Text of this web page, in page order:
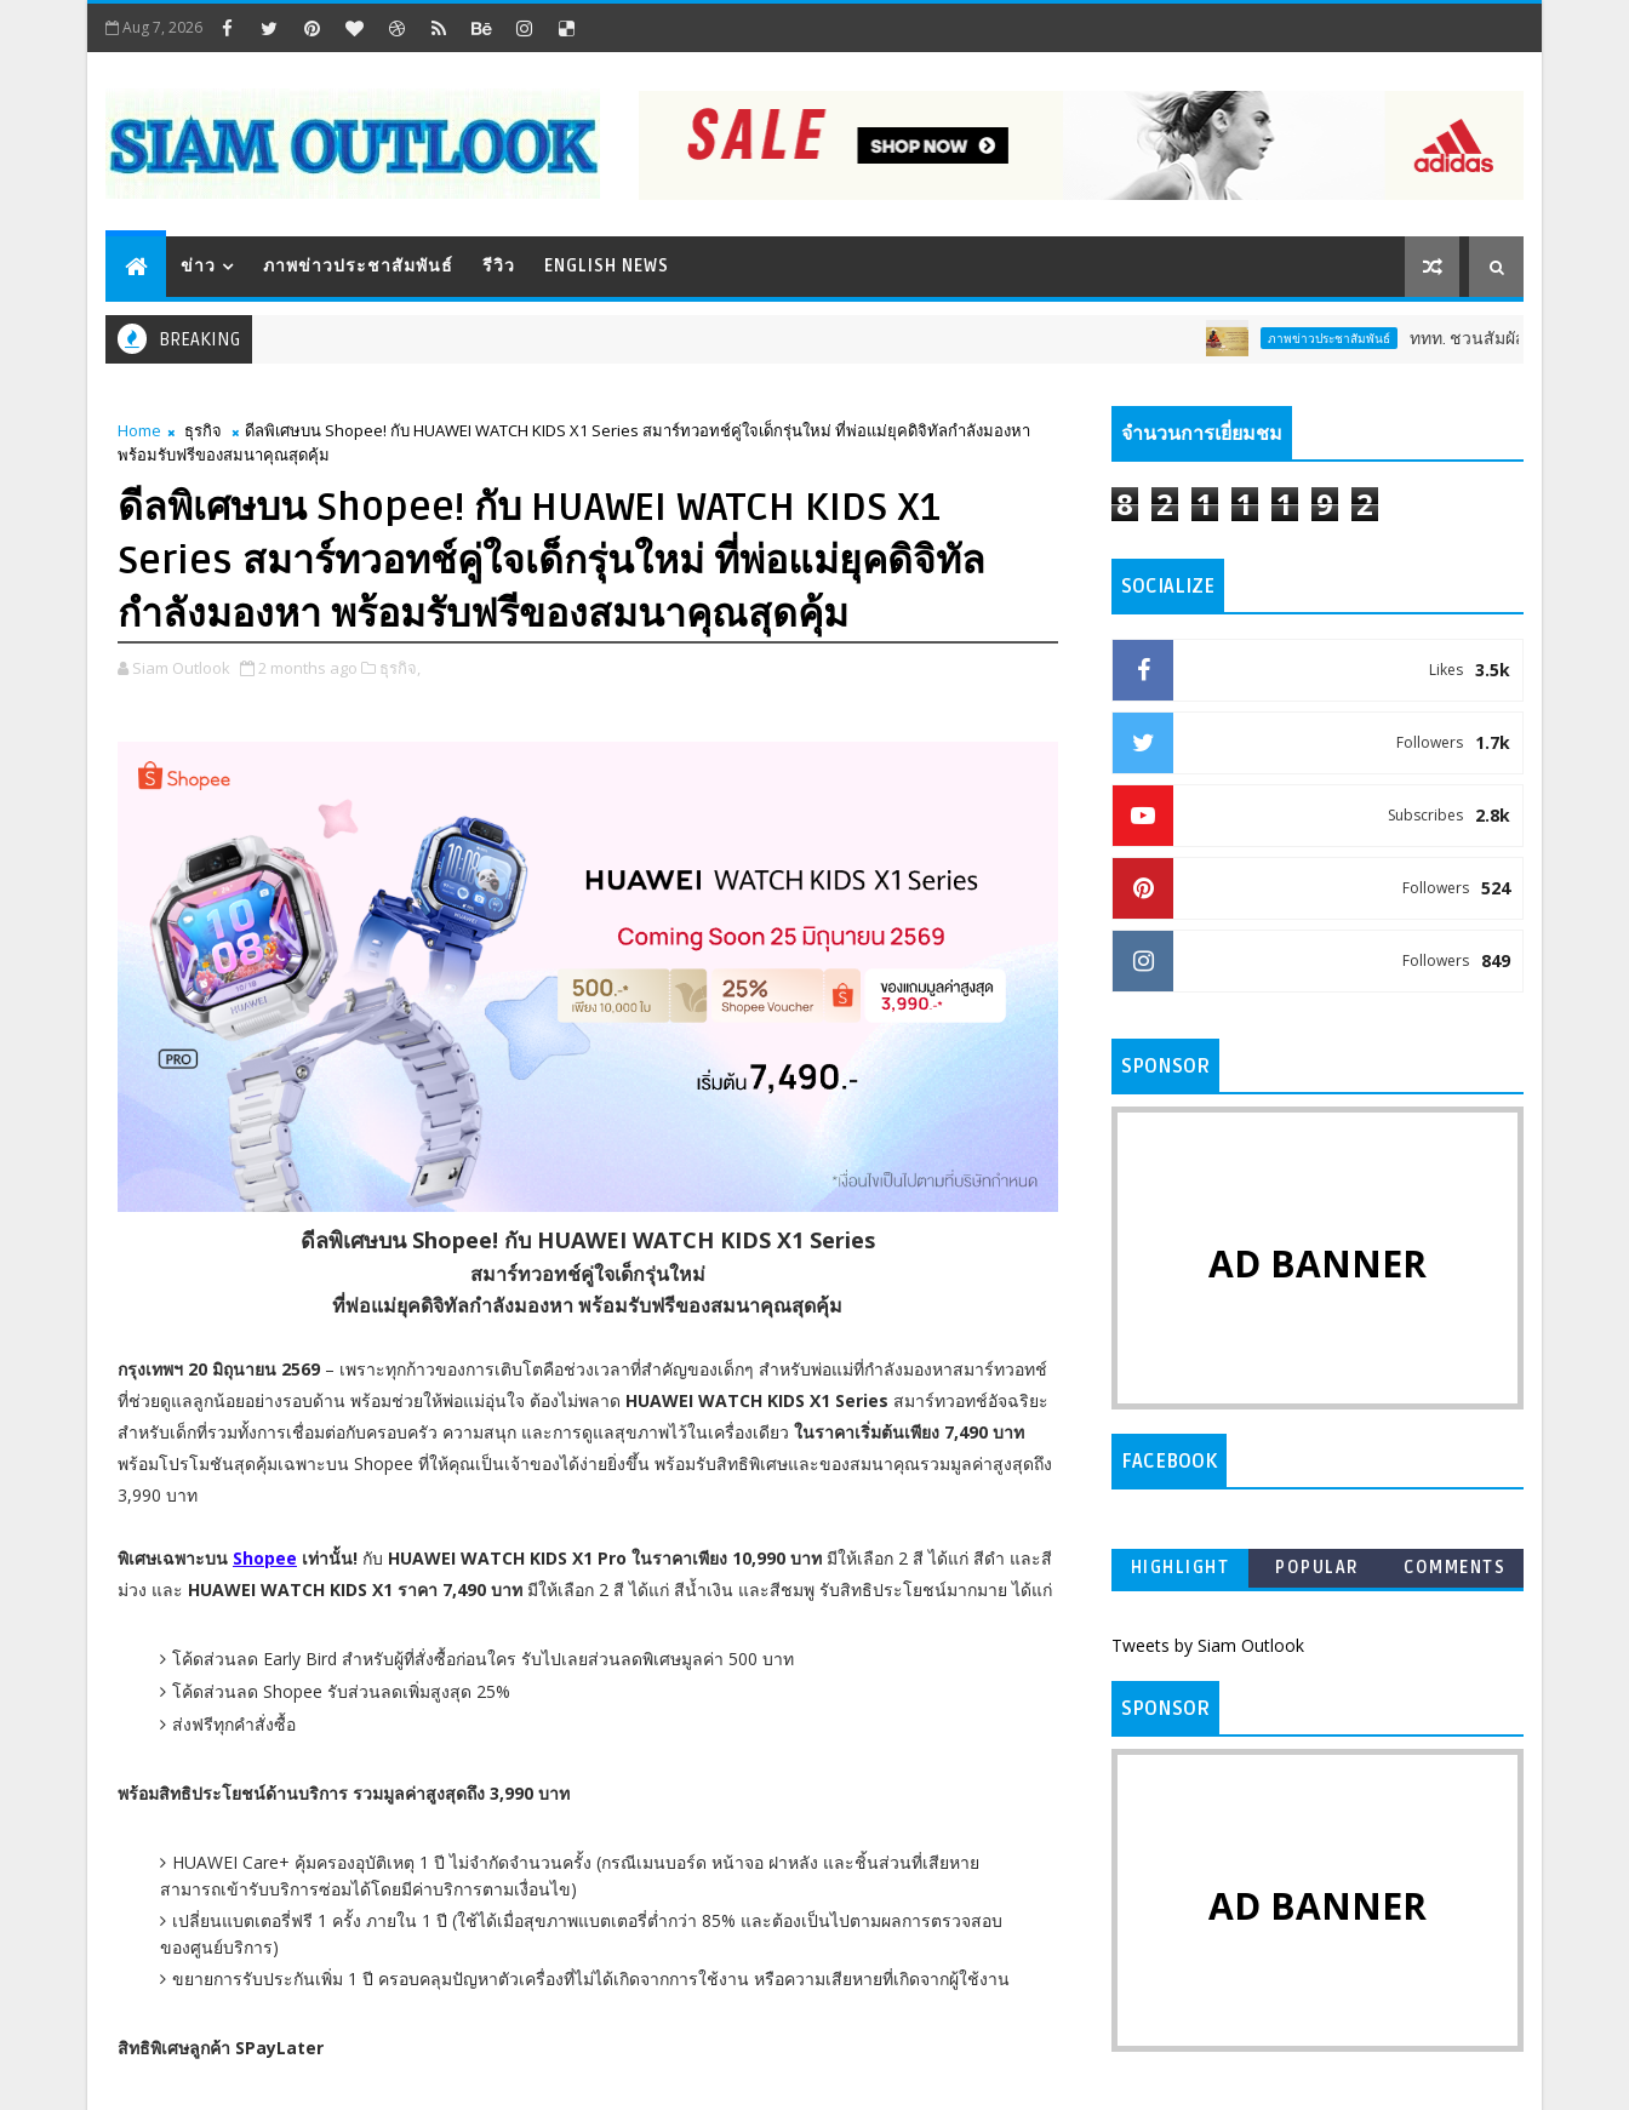
Aug 7, 2026
ข่าว ภาพข่าวประชาสัมพันธ์ รีวิว ENGLISH NEWS
BREAKING ภาพข่าวประชาสัมพันธ์ ททท. ชวนสัมผัสพลังแห่งศรัทธา ร่วมงา
Home ธุรกิจ
ดีลพิเศษบน Shopee! กับ HUAWEI WATCH KIDS X1 Series สมาร์ทวอทช์คู่ใจเด็กรุ่นใหม่ ที่พ่อแม่ยุคดิจิทัลกำลังมองหา
พร้อมรับฟรีของสมนาคุณสุดคุ้ม
ดีลพิเศษบน Shopee! กับ HUAWEI WATCH KIDS X1
Series สมาร์ทวอทช์คู่ใจเด็กรุ่นใหม่ ที่พ่อแม่ยุคดิจิทัล
กำลังมองหา พร้อมรับฟรีของสมนาคุณสุดคุ้ม
Siam Outlook 2 months ago ธุรกิจ,
ดีลพิเศษบน Shopee! กับ HUAWEI WATCH KIDS X1 Series
สมาร์ทวอทช์คู่ใจเด็กรุ่นใหม่
ที่พ่อแม่ยุคดิจิทัลกำลังมองหา พร้อมรับฟรีของสมนาคุณสุดคุ้ม
กรุงเทพฯ 20 มิถุนายน 2569 – เพราะทุกก้าวของการเติบโตคือช่วงเวลาที่สำคัญของเด็กๆ สำหรับพ่อแม่ที่กำลังมองหาสมาร์ทวอทช์
ที่ช่วยดูแลลูกน้อยอย่างรอบด้าน พร้อมช่วยให้พ่อแม่อุ่นใจ ต้องไม่พลาด HUAWEI WATCH KIDS X1 Series สมาร์ทวอทช์อัจฉริยะ
สำหรับเด็กที่รวมทั้งการเชื่อมต่อกับครอบครัว ความสนุก และการดูแลสุขภาพไว้ในเครื่องเดียว ในราคาเริ่มต้นเพียง 7,490 บาท
พร้อมโปรโมชันสุดคุ้มเฉพาะบน Shopee ที่ให้คุณเป็นเจ้าของได้ง่ายยิ่งขึ้น พร้อมรับสิทธิพิเศษและของสมนาคุณรวมมูลค่าสูงสุดถึง
3,990 บาท
พิเศษเฉพาะบน Shopee เท่านั้น! กับ HUAWEI WATCH KIDS X1 Pro ในราคาเพียง 10,990 บาท มีให้เลือก 2 สี ได้แก่ สีดำ และสี
ม่วง และ HUAWEI WATCH KIDS X1 ราคา 7,490 บาท มีให้เลือก 2 สี ได้แก่ สีน้ำเงิน และสีชมพู รับสิทธิประโยชน์มากมาย ได้แก่
โค้ดส่วนลด Early Bird สำหรับผู้ที่สั่งซื้อก่อนใคร รับไปเลยส่วนลดพิเศษมูลค่า 500 บาท
โค้ดส่วนลด Shopee รับส่วนลดเพิ่มสูงสุด 25%
ส่งฟรีทุกคำสั่งซื้อ
พร้อมสิทธิประโยชน์ด้านบริการ รวมมูลค่าสูงสุดถึง 3,990 บาท
HUAWEI Care+ คุ้มครองอุบัติเหตุ 1 ปี ไม่จำกัดจำนวนครั้ง (กรณีเมนบอร์ด หน้าจอ ฝาหลัง และชิ้นส่วนที่เสียหาย
สามารถเข้ารับบริการซ่อมได้โดยมีค่าบริการตามเงื่อนไข)
เปลี่ยนแบตเตอรี่ฟรี 1 ครั้ง ภายใน 1 ปี (ใช้ได้เมื่อสุขภาพแบตเตอรี่ต่ำกว่า 85% และต้องเป็นไปตามผลการตรวจสอบ
ของศูนย์บริการ)
ขยายการรับประกันเพิ่ม 1 ปี ครอบคลุมปัญหาตัวเครื่องที่ไม่ได้เกิดจากการใช้งาน หรือความเสียหายที่เกิดจากผู้ใช้งาน
สิทธิพิเศษลูกค้า SPayLater
จำนวนการเยี่ยมชม
8 2 1 1 1 9 2
SOCIALIZE
3.5k
Likes
1.7k
Followers
2.8k
Subscribes
524
Followers
849
Followers
SPONSOR
AD BANNER
FACEBOOK
HIGHLIGHT POPULAR COMMENTS
Tweets by Siam Outlook
SPONSOR
AD BANNER